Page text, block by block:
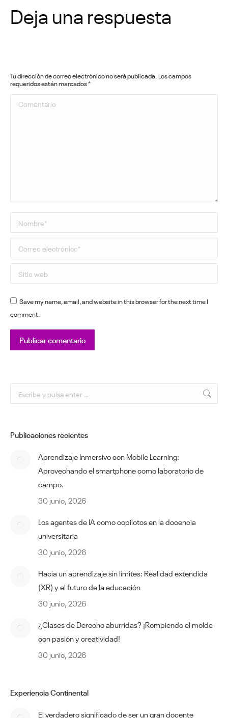
Deja una respuesta
Tu dirección de correo electrónico no será publicada. Los campos
requeridos están marcados*
Comentario
Nombre *
Correo electrónico *
Sitio web
Save my name, email, and website in this browser for the next time I
comment.
Publicar comentario
Buscar:
Publicaciones recientes
Aprendizaje Inmersivo con Mobile Learning:
Aprovechando el smartphone como laboratorio de
campo.
30 junio, 2026
Los agentes de IA como copilotos en la docencia
universitaria
30 junio, 2026
Hacia un aprendizaje sin límites: Realidad extendida
(XR) y el futuro de la educación
30 junio, 2026
¿Clases de Derecho aburridas? ¡Rompiendo el molde
con pasión y creatividad!
30 junio, 2026
Experiencia Continental
El verdadero significado de ser un gran docente